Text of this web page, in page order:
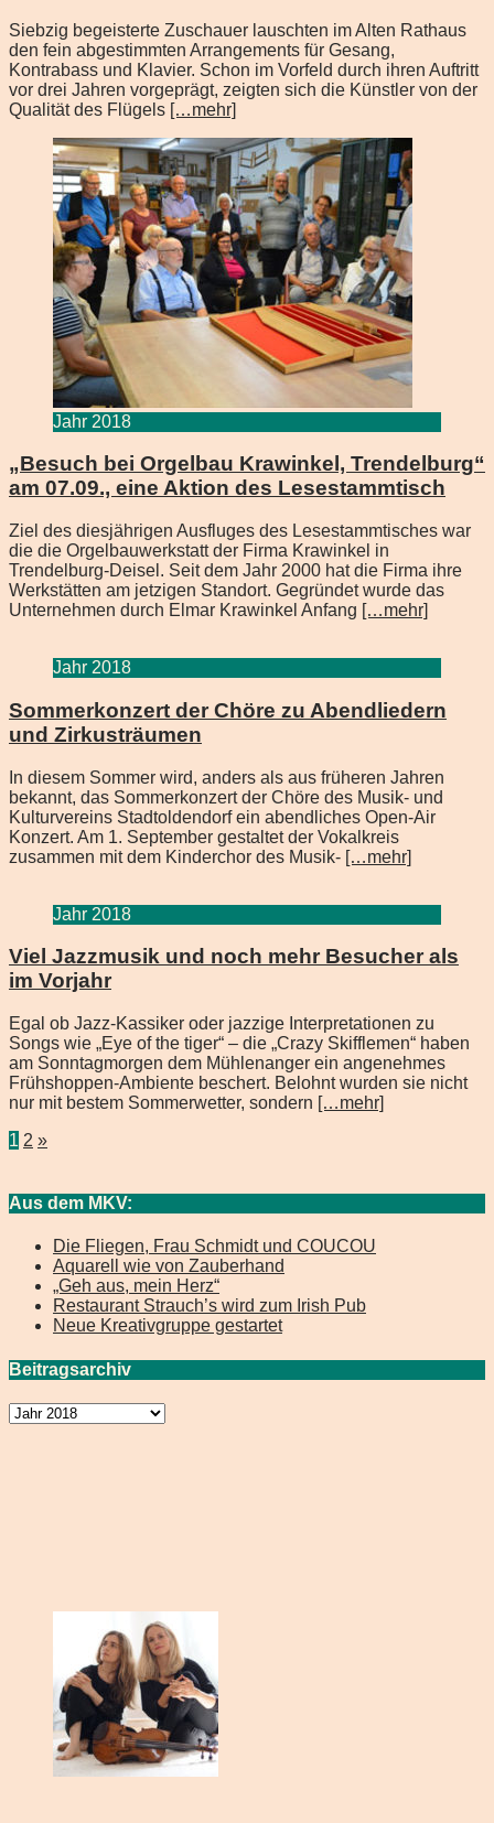
Siebzig begeisterte Zuschauer lauschten im Alten Rathaus
den fein abgestimmten Arrangements für Gesang,
Kontrabass und Klavier. Schon im Vorfeld durch ihren Auftritt
vor drei Jahren vorgeprägt, zeigten sich die Künstler von der
Qualität des Flügels […mehr]
Jahr 2018
„Besuch bei Orgelbau Krawinkel, Trendelburg“
am 07.09., eine Aktion des Lesestammtisch
Ziel des diesjährigen Ausfluges des Lesestammtisches war
die die Orgelbauwerkstatt der Firma Krawinkel in
Trendelburg-Deisel. Seit dem Jahr 2000 hat die Firma ihre
Werkstätten am jetzigen Standort. Gegründet wurde das
Unternehmen durch Elmar Krawinkel Anfang […mehr]
Jahr 2018
Sommerkonzert der Chöre zu Abendliedern
und Zirkusträumen
In diesem Sommer wird, anders als aus früheren Jahren
bekannt, das Sommerkonzert der Chöre des Musik- und
Kulturvereins Stadtoldendorf ein abendliches Open-Air
Konzert. Am 1. September gestaltet der Vokalkreis
zusammen mit dem Kinderchor des Musik- […mehr]
Jahr 2018
Viel Jazzmusik und noch mehr Besucher als
im Vorjahr
Egal ob Jazz-Kassiker oder jazzige Interpretationen zu
Songs wie „Eye of the tiger“ – die „Crazy Skifflemen“ haben
am Sonntagmorgen dem Mühlenanger ein angenehmes
Frühshoppen-Ambiente beschert. Belohnt wurden sie nicht
nur mit bestem Sommerwetter, sondern […mehr]
Beitragsnavigation
1 2 »
Aus dem MKV:
Die Fliegen, Frau Schmidt und COUCOU
Aquarell wie von Zauberhand
„Geh aus, mein Herz“
Restaurant Strauch’s wird zum Irish Pub
Neue Kreativgruppe gestartet
Beitragsarchiv
Beitragsarchiv